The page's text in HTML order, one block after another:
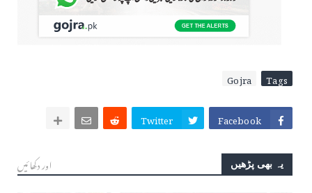
Tags
Gojra
Facebook
Twitter
یہ بھی پڑھیں اور دکھائیں